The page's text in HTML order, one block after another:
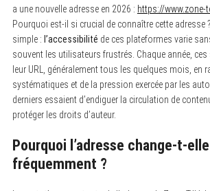
a une nouvelle adresse en 2026 : https://www.zone-
Pourquoi est-il si crucial de connaître cette adresse
simple : l’accessibilité de ces plateformes varie
souvent les utilisateurs frustrés. Chaque année,
leur URL, généralement tous les quelques mois, en
systématiques et de la pression exercée par les
derniers essaient d’endiguer la circulation de
protéger les droits d’auteur.
Pourquoi l’adresse change-t-elle
fréquemment ?